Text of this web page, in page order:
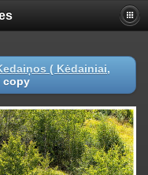
( Kėdainiai,
copy